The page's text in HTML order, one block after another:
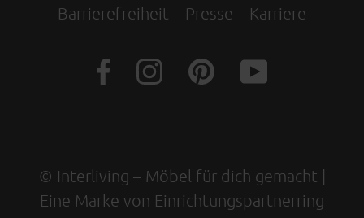
Barrierefreiheit
Presse Karriere
© Interliving – Möbel für dich gemacht |
Eine Marke von Einrichtungspartnerring